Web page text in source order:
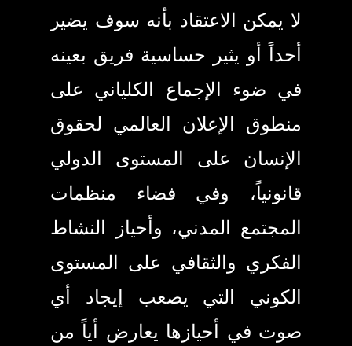
لا يمكن الاعتقاد بأنه سوف يضير
أحداً أو يثير حساسية فريق بعينه
في ضوء الإجماع الكلياني على
منطوق الإعلان العالمي لحقوق
الإنسان على المستوى الدولي
قانونياً، وفي فضاء منظمات
المجتمع المدني، وأحياز النشاط
الفكري والثقافي على المستوى
الكوني التي يصعب إيجاد أي
صوت في أحيازها يعارض أياً من